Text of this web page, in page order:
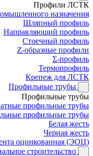
Профили ЛСТК
назначения
Шляпный профиль
Направляющий профиль
Стоечный профиль
Z-образные профили
Σ-профиль
Термопрофиль
Крепеж для ЛСТК
Профильные трубы
Профильные трубы
профильные трубы
профильные трубы
Белая жесть
Черная жесть
оцинкованная (ЭОЦ)
строительство